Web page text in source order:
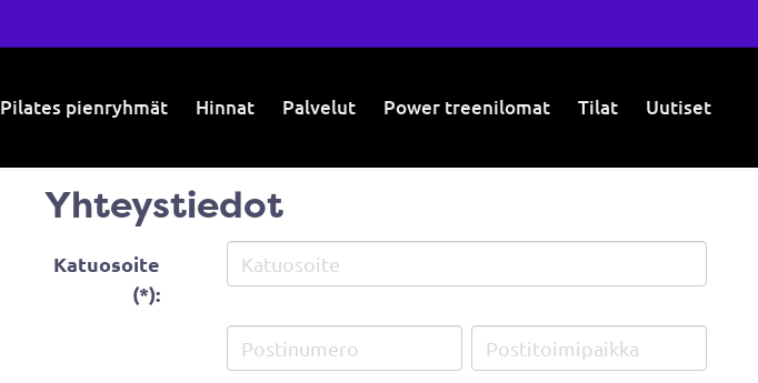
Pilates pienryhmät Hinnat Palvelut Power treenilomat Tilat Uutiset
Yhteystiedot
Katuosoite
(*):